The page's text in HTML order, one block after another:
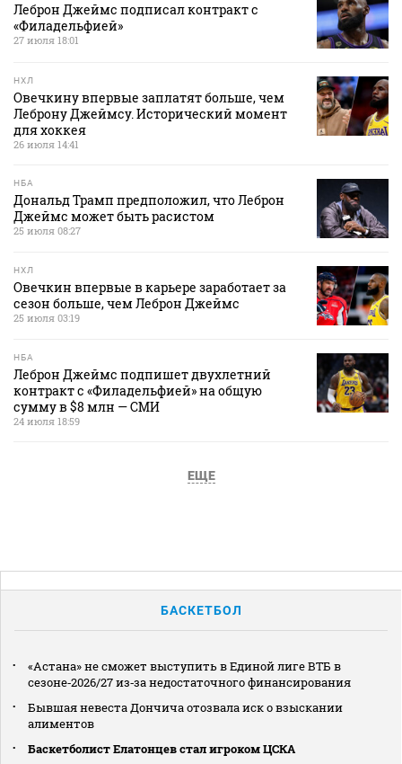
Леброн Джеймс подписал контракт с
«Филадельфией»
27 июля 18:01
НХЛ
Овечкину впервые заплатят больше, чем
Леброну Джеймсу. Исторический момент
для хоккея
26 июля 14:41
НБА
Дональд Трамп предположил, что Леброн
Джеймс может быть расистом
25 июля 08:27
НХЛ
Овечкин впервые в карьере заработает за
сезон больше, чем Леброн Джеймс
25 июля 03:19
НБА
Леброн Джеймс подпишет двухлетний
контракт с «Филадельфией» на общую
сумму в $8 млн — СМИ
24 июля 18:59
ЕЩЕ
БАСКЕТБОЛ
«Астана» не сможет выступить в Единой лиге ВТБ в
сезоне‑2026/27 из‑за недостаточного финансирования
Бывшая невеста Дончича отозвала иск о взыскании
алиментов
Баскетболист Елатонцев стал игроком ЦСКА